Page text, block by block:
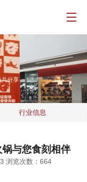
共分享
行业信息
与您食刻相伴
浏览次数： 664